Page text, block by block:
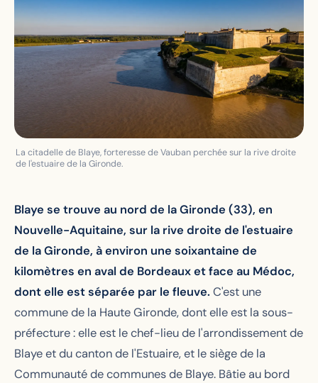
La citadelle de Blaye, forteresse de Vauban perchée sur la rive droite
de l'estuaire de la Gironde.
Blaye se trouve au nord de la Gironde (33), en
Nouvelle-Aquitaine, sur la rive droite de l'estuaire
de la Gironde, à environ une soixantaine de
kilomètres en aval de Bordeaux et face au Médoc,
dont elle est séparée par le fleuve. C'est une
commune de la Haute Gironde, dont elle est la sous-
préfecture : elle est le chef-lieu de l'arrondissement de
Blaye et du canton de l'Estuaire, et le siège de la
Communauté de communes de Blaye. Bâtie au bord